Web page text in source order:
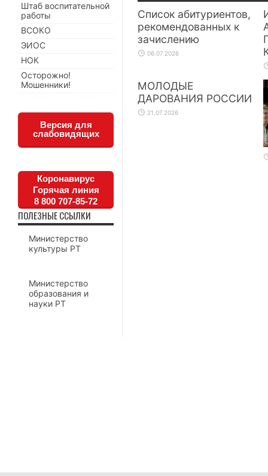
Список абитуриентов,
рекомендованных к
зачислению
06.07.2026
МОЛОДЫЕ
ДАРОВАНИЯ РОССИИ
21.07.2026
Штаб воспитательной
работы
ВСОКО
ЭИОС
НОК
Осторожно!
Мошенники!
Версия для
слабовидящих
Коронавирус
Горячая линия
8 800 707-85-72
ПОЛЕЗНЫЕ ССЫЛКИ
Министерство
культуры РТ
Министерство
образования и
науки РТ